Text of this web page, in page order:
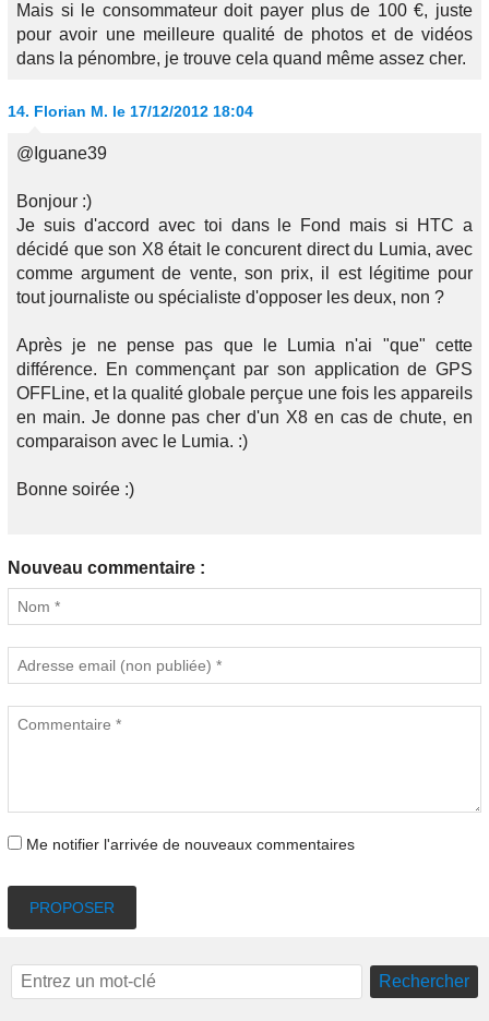
Mais si le consommateur doit payer plus de 100 €, juste
pour avoir une meilleure qualité de photos et de vidéos
dans la pénombre, je trouve cela quand même assez cher.
14. Florian M. le 17/12/2012 18:04
@Iguane39
Bonjour :)
Je suis d'accord avec toi dans le Fond mais si HTC a
décidé que son X8 était le concurent direct du Lumia, avec
comme argument de vente, son prix, il est légitime pour
tout journaliste ou spécialiste d'opposer les deux, non ?
Après je ne pense pas que le Lumia n'ai "que" cette
différence. En commençant par son application de GPS
OFFLine, et la qualité globale perçue une fois les appareils
en main. Je donne pas cher d'un X8 en cas de chute, en
comparaison avec le Lumia. :)
Bonne soirée :)
Nouveau commentaire :
Me notifier l'arrivée de nouveaux commentaires
PROPOSER
Rechercher